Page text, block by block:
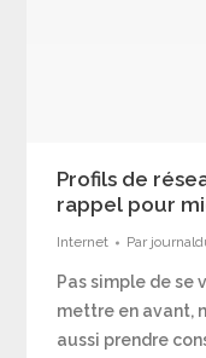
Profils de
rappel pour
Internet Par
Pas simple de se
mettre en avant,
aussi prendre